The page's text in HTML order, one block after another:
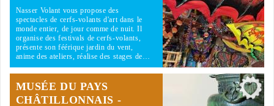
Nasser Volant vous propose des
spectacles de cerfs-volants d'art dans le
monde entier, de jour comme de nuit. Il
organise des festivals de cerfs-volants,
présente son féérique jardin du vent,
anime des ateliers, réalise des stages de…
MUSÉE DU PAYS
CHÂTILLONNAIS -